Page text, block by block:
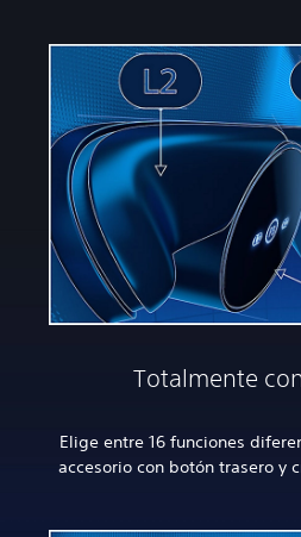
Totalmente
Elige entre 16 funciones
accesorio con botón trasero y